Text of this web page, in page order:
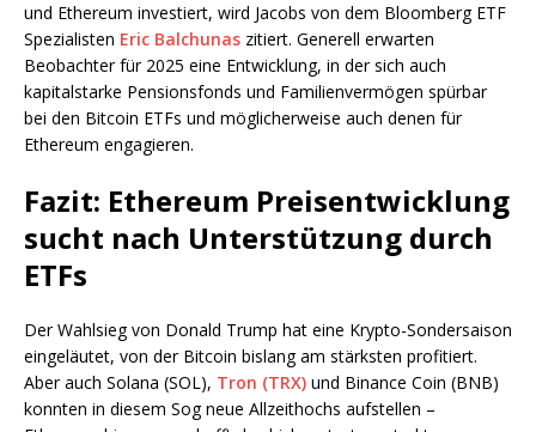
und Ethereum investiert, wird Jacobs von dem Bloomberg ETF
Spezialisten Eric Balchunas zitiert. Generell erwarten
Beobachter für 2025 eine Entwicklung, in der sich auch
kapitalstarke Pensionsfonds und Familienvermögen spürbar
bei den Bitcoin ETFs und möglicherweise auch denen für
Ethereum engagieren.
Fazit: Ethereum Preisentwicklung
sucht nach Unterstützung durch
ETFs
Der Wahlsieg von Donald Trump hat eine Krypto-Sondersaison
eingeläutet, von der Bitcoin bislang am stärksten profitiert.
Aber auch Solana (SOL), Tron (TRX) und Binance Coin (BNB)
konnten in diesem Sog neue Allzeithochs aufstellen –